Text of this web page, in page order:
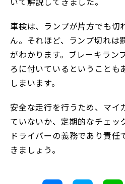
車検は、ランプが片方でも切
ん。それほど、ランプ切れは
がわかります。ブレーキラン
ろに付いているということも
しまいます。
安全な走行を行うため、マイ
ていないか、定期的なチェッ
ドライバーの義務であり責任
きましょう。